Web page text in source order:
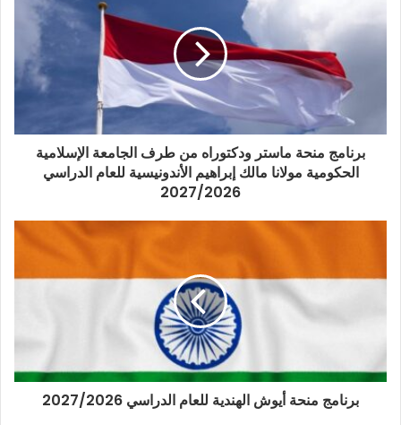
برنامج منحة ماستر ودكتوراه من طرف الجامعة الإسلامية
الحكومية مولانا مالك إبراهيم الأندونيسية للعام الدراسي
2027/2026
برنامج منحة أيوش الهندية للعام الدراسي 2027/2026